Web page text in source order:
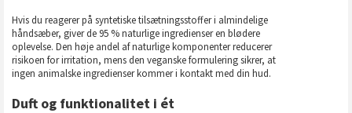
Hvis du reagerer på syntetiske tilsætningsstoffer i almindelige
håndsæber, giver de 95 % naturlige ingredienser en blødere
oplevelse. Den høje andel af naturlige komponenter reducerer
risikoen for irritation, mens den veganske formulering sikrer, at
ingen animalske ingredienser kommer i kontakt med din hud.
Duft og funktionalitet i ét